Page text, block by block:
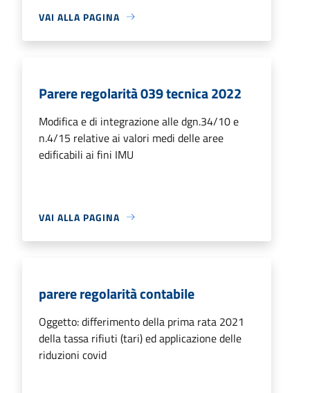
VAI ALLA PAGINA
Parere regolarità 039 tecnica 2022
Modifica e di integrazione alle dgn.34/10 e
n.4/15 relative ai valori medi delle aree
edificabili ai fini IMU
VAI ALLA PAGINA
parere regolarità contabile
Oggetto: differimento della prima rata 2021
della tassa rifiuti (tari) ed applicazione delle
riduzioni covid